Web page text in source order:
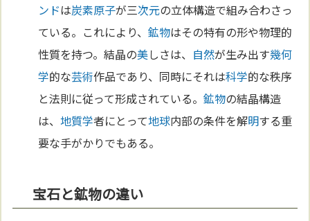
ンドは炭素原子が三次元の立体構造で組み合わさっ
ている。これにより、鉱物はその特有の形や物理的
性質を持つ。結晶の美しさは、 自然が生み出す幾何
学的な芸術作品であり、同時にそれは科学的な秩序
と法則に従って形成されている。鉱物の結晶構造
は、地質学者にとって地球内部の条件を解明する重
要な手がかりでもある。
宝石と鉱物の違い